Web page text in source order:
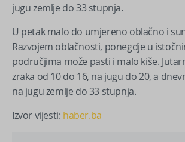
jugu zemlje do 33 stupnja.
U petak malo do umjereno oblačno i
Razvojem oblačnosti, ponegdje u
područjima može pasti i malo kiše.
zraka od 10 do 16, na jugu do 20, a
na jugu zemlje do 33 stupnja.
Izvor vijesti: haber.ba